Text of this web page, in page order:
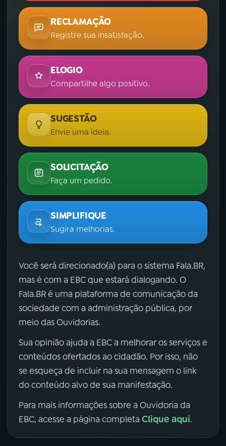
RECLAMAÇÃO
Registre sua insatisfação.
ELOGIO
Compartilhe algo positivo.
SUGESTÃO
Envie uma ideia.
SOLICITAÇÃO
Faça um pedido.
SIMPLIFIQUE
Sugira melhorias.
Você será direcionado(a) para o sistema Fala.BR,
mas é com a EBC que estará dialogando. O
Fala.BR é uma plataforma de comunicação da
sociedade com a administração pública, por
meio das Ouvidorias.
Sua opinião ajuda a EBC a melhorar os serviços e
conteúdos ofertados ao cidadão. Por isso, não
se esqueça de incluir na sua mensagem o link
do conteúdo alvo de sua manifestação.
Para mais informações sobre a Ouvidoria da
EBC, acesse a página completa Clique aqui.